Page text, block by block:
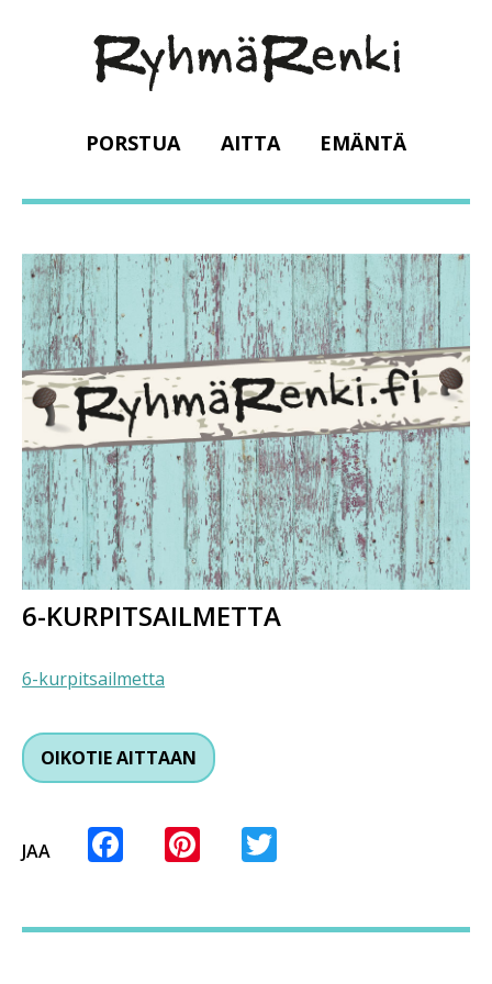
PORSTUA AITTA EMÄNTÄ
6-KURPITSAILMETTA
6-kurpitsailmetta
OIKOTIE AITTAAN
JAA Facebook
Pinterest